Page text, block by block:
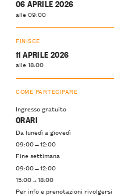
06 APRILE 2026
alle 09:00
FINISCE
11 APRILE 2026
alle 18:00
COME PARTECIPARE
Ingresso gratuito
ORARI
Da lunedì a giovedì
09:00→12:00
Fine settimana
09:00→12:00
15:00→18:00
Per info e prenotazioni